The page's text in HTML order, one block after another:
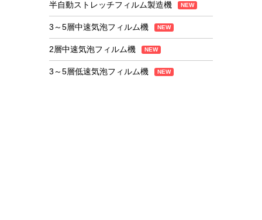
半自動ストレッチフィルム製造機 NEW
3～5層中速気泡フィルム機 NEW
2層中速気泡フィルム機 NEW
3～5層低速気泡フィルム機 NEW